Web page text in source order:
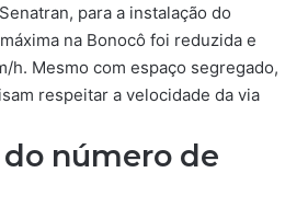
para a instalação do
na Bonocô foi reduzida e
h. Mesmo com espaço segregado,
respeitar a velocidade da via
número de